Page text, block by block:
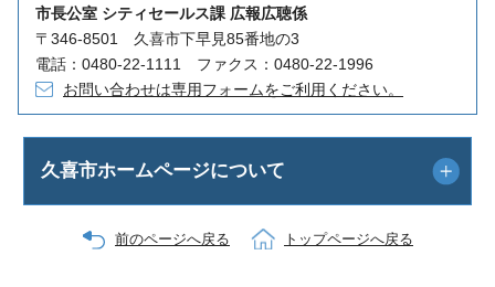
市長公室 シティセールス課 広報広聴係
〒346-8501 久喜市下早見85番地の3
電話：0480-22-1111 ファクス：0480-22-1996
お問い合わせは専用フォームをご利用ください。
久喜市ホームページについて
前のページへ戻る トップページへ戻る